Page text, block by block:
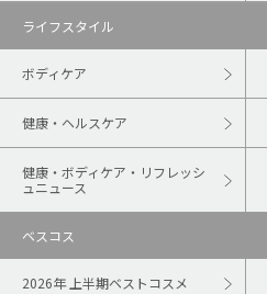
ライフスタイル
ボディケア
健康・ヘルスケア
健康・ボディケア・リフレッシ
ュニュース
ベスコス
2026年 上半期ベストコスメ